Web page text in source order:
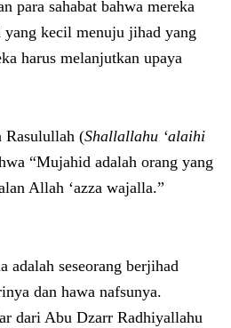
para sahabat bahwa mereka
kecil menuju jihad yang
harus melanjutkan upaya
Rasulullah (Shallallahu ‘alaihi
“Mujahid adalah orang yang
Allah ‘azza wajalla.”
adalah seseorang berjihad
dan hawa nafsunya.
dari Abu Dzarr Radhiyallahu